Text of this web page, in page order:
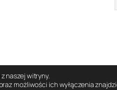
naszej witryny.
możliwości ich wyłączenia